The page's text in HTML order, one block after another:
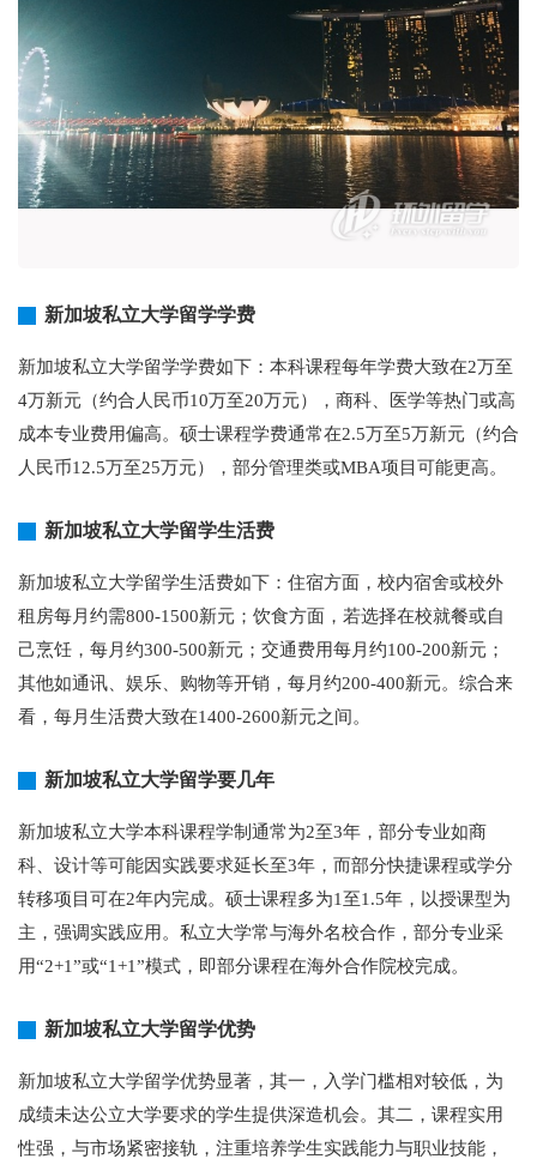
新加坡私立大学留学学费
新加坡私立大学留学学费如下：本科课程每年学费大致在2万至
4万新元（约合人民币10万至20万元），商科、医学等热门或高
成本专业费用偏高。硕士课程学费通常在2.5万至5万新元（约合
人民币12.5万至25万元），部分管理类或MBA项目可能更高。
新加坡私立大学留学生活费
新加坡私立大学留学生活费如下：住宿方面，校内宿舍或校外
租房每月约需800-1500新元；饮食方面，若选择在校就餐或自
己烹饪，每月约300-500新元；交通费用每月约100-200新元；
其他如通讯、娱乐、购物等开销，每月约200-400新元。综合来
看，每月生活费大致在1400-2600新元之间。
新加坡私立大学留学要几年
新加坡私立大学本科课程学制通常为2至3年，部分专业如商
科、设计等可能因实践要求延长至3年，而部分快捷课程或学分
转移项目可在2年内完成。硕士课程多为1至1.5年，以授课型为
主，强调实践应用。私立大学常与海外名校合作，部分专业采
用“2+1”或“1+1”模式，即部分课程在海外合作院校完成。
新加坡私立大学留学优势
新加坡私立大学留学优势显著，其一，入学门槛相对较低，为
成绩未达公立大学要求的学生提供深造机会。其二，课程实用
性强，与市场紧密接轨，注重培养学生实践能力与职业技能，